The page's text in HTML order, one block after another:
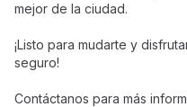
mejor de la ciudad.
¡Listo para mudarte y
seguro!
Contáctanos para más